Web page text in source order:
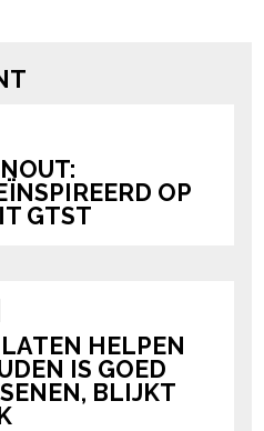
OP
GTST
HELPEN
IS GOED
BLIJKT